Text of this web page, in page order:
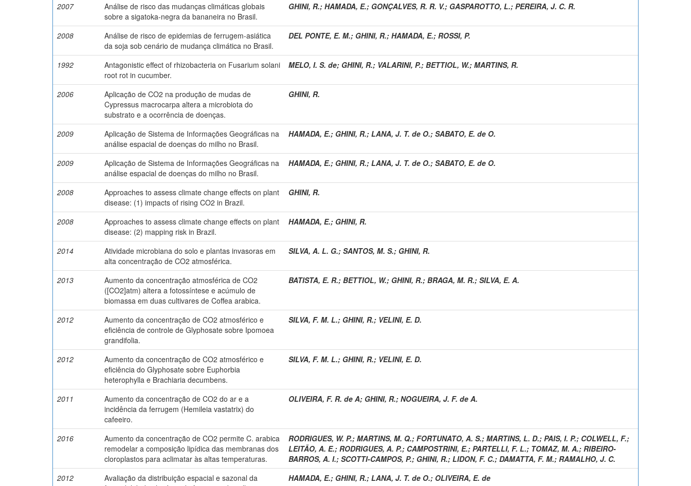
2007
Análise de risco das mudanças climáticas globais
sobre a sigatoka-negra da bananeira no Brasil.
GHINI, R.; HAMADA, E.; GONÇALVES, R. R. V.; GASPAROTTO, L.; PEREIRA, J. C. R.
2008
Análise de risco de epidemias de ferrugem-asiática
da soja sob cenário de mudança climática no Brasil.
DEL PONTE, E. M.; GHINI, R.; HAMADA, E.; ROSSI, P.
1992
Antagonistic effect of rhizobacteria on Fusarium solani
root rot in cucumber.
MELO, I. S. de; GHINI, R.; VALARINI, P.; BETTIOL, W.; MARTINS, R.
2006
Aplicação de CO2 na produção de mudas de
Cypressus macrocarpa altera a microbiota do
substrato e a ocorrência de doenças.
GHINI, R.
2009
Aplicação de Sistema de Informações Geográficas na
análise espacial de doenças do milho no Brasil.
HAMADA, E.; GHINI, R.; LANA, J. T. de O.; SABATO, E. de O.
2009
Aplicação de Sistema de Informações Geográficas na
análise espacial de doenças do milho no Brasil.
HAMADA, E.; GHINI, R.; LANA, J. T. de O.; SABATO, E. de O.
2008
Approaches to assess climate change effects on plant
disease: (1) impacts of rising CO2 in Brazil.
GHINI, R.
2008
Approaches to assess climate change effects on plant
disease: (2) mapping risk in Brazil.
HAMADA, E.; GHINI, R.
2014
Atividade microbiana do solo e plantas invasoras em
alta concentração de CO2 atmosférica.
SILVA, A. L. G.; SANTOS, M. S.; GHINI, R.
2013
Aumento da concentração atmosférica de CO2
([CO2]atm) altera a fotossíntese e acúmulo de
biomassa em duas cultivares de Coffea arabica.
BATISTA, E. R.; BETTIOL, W.; GHINI, R.; BRAGA, M. R.; SILVA, E. A.
2012
Aumento da concentração de CO2 atmosférico e
eficiência de controle de Glyphosate sobre Ipomoea
grandifolia.
SILVA, F. M. L.; GHINI, R.; VELINI, E. D.
2012
Aumento da concentração de CO2 atmosférico e
eficiência do Glyphosate sobre Euphorbia
heterophylla e Brachiaria decumbens.
SILVA, F. M. L.; GHINI, R.; VELINI, E. D.
2011
Aumento da concentração de CO2 do ar e a
incidência da ferrugem (Hemileia vastatrix) do
cafeeiro.
OLIVEIRA, F. R. de A; GHINI, R.; NOGUEIRA, J. F. de A.
2016
Aumento da concentração de CO2 permite C. arabica
remodelar a composição lipídica das membranas dos
cloroplastos para aclimatar às altas temperaturas.
RODRIGUES, W. P.; MARTINS, M. Q.; FORTUNATO, A. S.; MARTINS, L. D.; PAIS, I. P.; COLWELL, F.;
LEITÃO, A. E.; RODRIGUES, A. P.; CAMPOSTRINI, E.; PARTELLI, F. L.; TOMAZ, M. A.; RIBEIRO-
BARROS, A. I.; SCOTTI-CAMPOS, P.; GHINI, R.; LIDON, F. C.; DAMATTA, F. M.; RAMALHO, J. C.
2012
Avaliação da distribuição espacial e sazonal da
HAMADA, E.; GHINI, R.; LANA, J. T. de O.; OLIVEIRA, E. de